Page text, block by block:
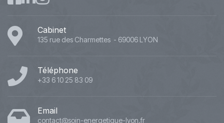
Cabinet
135 rue des Charmettes - 69006 LYON
Téléphone
+33 6 10 25 83 09
Email
contact@soin-energetique-lyon.fr